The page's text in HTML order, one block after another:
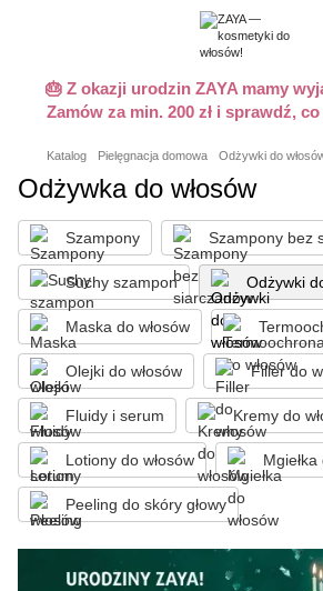
🎂 Z okazji urodzin ZAYA mamy
Zamów za min. 200 zł i sprawdź,
Katalog Pielęgnacja domowa Odżywki do
Odżywka do włosów
Szampony Szampony bez
Suchy szampon Odżywki
Maska do włosów
Olejki do włosów Filler do
Fluidy i serum Kremy do
Lotiony do włosów Mgiełka
Peeling do skóry głowy